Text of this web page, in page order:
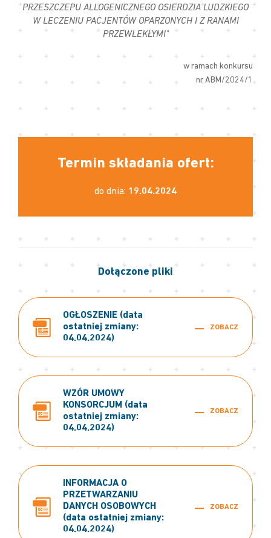
PRZESZCZEPU ALLOGENICZNEGO OSIERDZIA LUDZKIEGO
W LECZENIU PACJENTÓW OPARZONYCH I Z RANAMI
PRZEWLEKŁYMI"
w ramach konkursu
nr ABM/2024/1
Termin składania ofert:
do dnia: 19.04.2024
Dołączone pliki
OGŁOSZENIE (data
ostatniej zmiany:
04.04.2024)
ZOBACZ
WZÓR UMOWY
KONSORCJUM (data
ostatniej zmiany:
04.04.2024)
ZOBACZ
INFORMACJA O
PRZETWARZANIU
DANYCH OSOBOWYCH
(data ostatniej zmiany:
04.04.2024)
ZOBACZ